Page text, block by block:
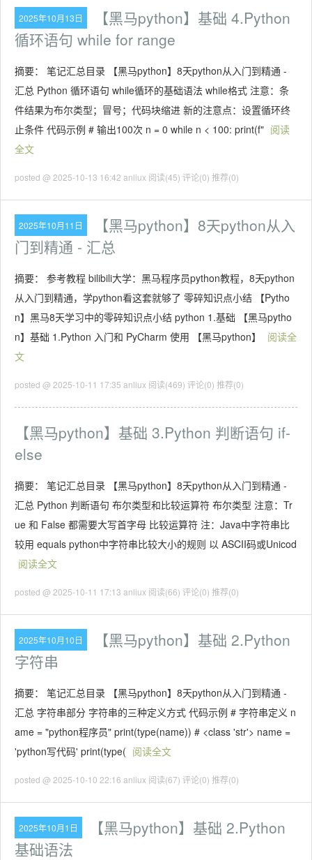
2025年10月13日
【黑马python】基础 4.Python
循环语句 while for range
摘要： 笔记汇总目录 【黑马python】8天python从入门到精通 -
汇总 Python 循环语句 while循环的基础语法 while格式 注意：条
件结果为布尔类型；冒号；代码块缩进 新的注意点：设置循环终
止条件 代码示例 # 输出100次 n = 0 while n < 100: print(f" 阅读
全文
posted @ 2025-10-13 16:42 anliux 阅读(45) 评论(0) 推荐(0)
2025年10月11日
【黑马python】8天python从入
门到精通 - 汇总
摘要： 参考教程 bilibili大学：黑马程序员python教程，8天python
从入门到精通，学python看这套就够了 零碎知识点小结 【Pytho
n】黑马8天学习中的零碎知识点小结 python 1.基础 【黑马pytho
n】基础 1.Python 入门和 PyCharm 使用 【黑马python】
阅读全
文
posted @ 2025-10-11 17:35 anliux 阅读(469) 评论(0) 推荐(0)
【黑马python】基础 3.Python 判断语句 if-
else
摘要： 笔记汇总目录 【黑马python】8天python从入门到精通 -
汇总 Python 判断语句 布尔类型和比较运算符 布尔类型 注意：Tr
ue 和 False 都需要大写首字母 比较运算符 注：Java中字符串比
较用 equals python中字符串比较大小的规则 以 ASCII码或Unicod
阅读全文
posted @ 2025-10-11 17:13 anliux 阅读(66) 评论(0) 推荐(0)
2025年10月10日
【黑马python】基础 2.Python
字符串
摘要： 笔记汇总目录 【黑马python】8天python从入门到精通 -
汇总 字符串部分 字符串的三种定义方式 代码示例 # 字符串定义 n
ame = "python程序员" print(type(name)) # <class 'str'> name =
'python写代码' print(type( 阅读全文
posted @ 2025-10-10 22:16 anliux 阅读(67) 评论(0) 推荐(0)
2025年10月1日
【黑马python】基础 2.Python
基础语法